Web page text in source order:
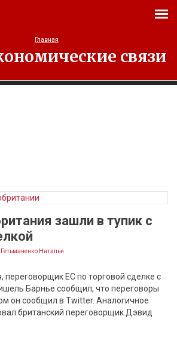
связи
зашли в тупик с
Гетьманенко Наталья
переговорщик ЕС по торговой сделке с
Барнье сообщил, что переговоры
он сообщил в Twitter. Аналогичное
британский переговорщик Дэвид